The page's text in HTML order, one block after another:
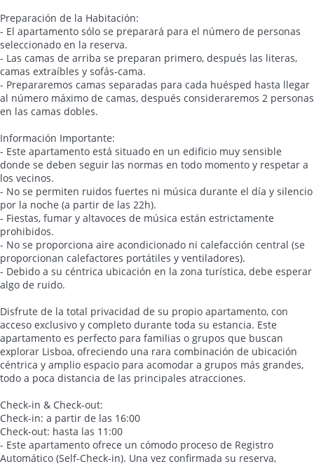
Preparación de la Habitación:
- El apartamento sólo se preparará para el número de personas
seleccionado en la reserva.
- Las camas de arriba se preparan primero, después las literas,
camas extraíbles y sofás-cama.
- Prepararemos camas separadas para cada huésped hasta llegar
al número máximo de camas, después consideraremos 2 personas
en las camas dobles.
Información Importante:
- Este apartamento está situado en un edificio muy sensible
donde se deben seguir las normas en todo momento y respetar a
los vecinos.
- No se permiten ruidos fuertes ni música durante el día y silencio
por la noche (a partir de las 22h).
- Fiestas, fumar y altavoces de música están estrictamente
prohibidos.
- No se proporciona aire acondicionado ni calefacción central (se
proporcionan calefactores portátiles y ventiladores).
- Debido a su céntrica ubicación en la zona turística, debe esperar
algo de ruido.
Disfrute de la total privacidad de su propio apartamento, con
acceso exclusivo y completo durante toda su estancia. Este
apartamento es perfecto para familias o grupos que buscan
explorar Lisboa, ofreciendo una rara combinación de ubicación
céntrica y amplio espacio para acomodar a grupos más grandes,
todo a poca distancia de las principales atracciones.
Check-in & Check-out:
Check-in: a partir de las 16:00
Check-out: hasta las 11:00
- Este apartamento ofrece un cómodo proceso de Registro
Automático (Self-Check-in). Una vez confirmada su reserva,